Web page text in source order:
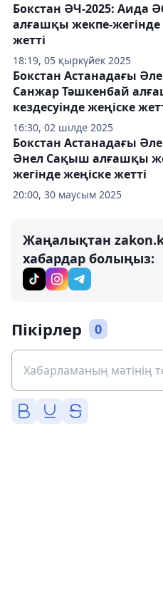
18:19, 05 қыркүйек 2025
Бокстан ӘЧ-2025: Аида
алғашқы жекпе-жегінде
жетті
16:30, 02 шілде 2025
Бокстан Астанадағы
Санжар Тәшкенбай
кездесуінде жеңіске
20:00, 30 маусым 2025
Бокстан Астанадағы
Әнел Сақыш алғашқы
жегінде жеңіске жетті
Жаңалықтан
хабардар болыңыз:
Пікірлер 0